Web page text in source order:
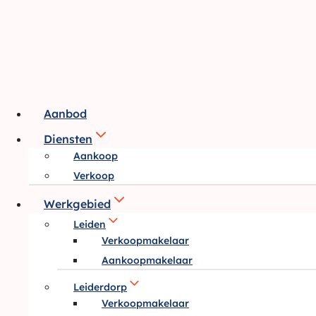
Aanbod
Diensten
Aankoop
Verkoop
Werkgebied
Leiden
Verkoopmakelaar
Aankoopmakelaar
Leiderdorp
Verkoopmakelaar